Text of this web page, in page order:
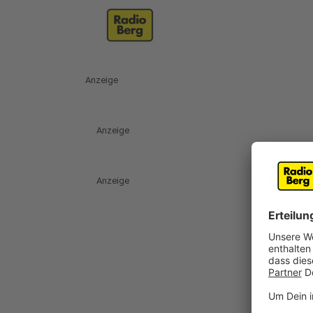
Anzeige
Anzeige
Anzeige